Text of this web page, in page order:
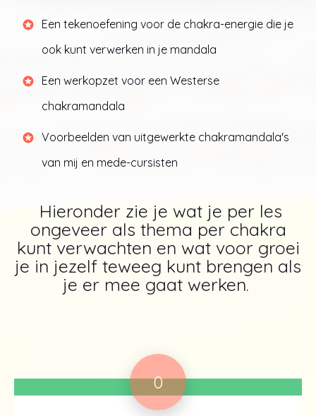
Een tekenoefening voor de chakra-energie die je
ook kunt verwerken in je mandala
Een werkopzet voor een Westerse
chakramandala
Voorbeelden van uitgewerkte chakramandala's
van mij en mede-cursisten
Hieronder zie je wat je per les
ongeveer als thema per chakra
kunt verwachten en wat voor groei
je in jezelf teweeg kunt brengen als
je er mee gaat werken.
0